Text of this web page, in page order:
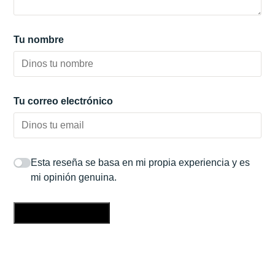
Tu nombre
Tu correo electrónico
Esta reseña se basa en mi propia experiencia y es
mi opinión genuina.